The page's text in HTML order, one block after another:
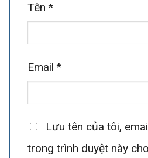
Tên *
Email *
Lưu tên của tôi,
trong trình duyệt này